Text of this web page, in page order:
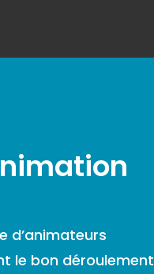
d’animateurs
le bon déroulement